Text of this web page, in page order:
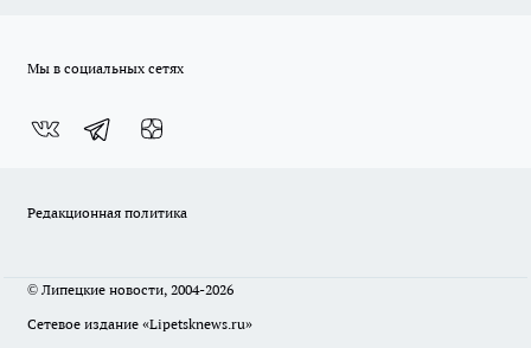
Мы в социальных сетях
Редакционная политика
© Липецкие новости, 2004-2026
Сетевое издание «Lipetsknews.ru»